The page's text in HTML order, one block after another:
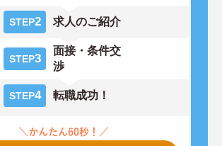
STEP2 求人のご紹介
STEP3
面接・条件交
渉
STEP4 転職成功！